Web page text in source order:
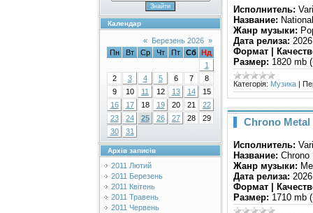
Календар
« Березень 2026 »
Пн
Вт Ср Чт Пт Сб Нд
1
2
3 4 5 6 7
8
9
10 11 12 13 14
15
16
17 18 19 20 21
22
23
24 25 26 27 28
29
30
31
Архів записів
2011 Лютий
2011 Березень
2011 Квітень
2011 Травень
2011 Червень
Исполнитель:
Название:
Жанр музыки:
Дата релиза: 2026
Формат |
Размер: 1820 mb
Категорія: Музика |
Chrono Metal
Исполнитель:
Название: Chrono
Жанр музыки:
Дата релиза: 2026
Формат |
Размер: 1710 mb